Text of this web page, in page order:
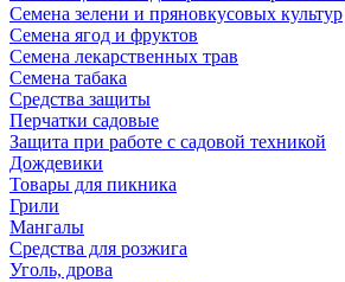
Семена зелени и пряновкусовых культур
Семена ягод и фруктов
Семена лекарственных трав
Семена табака
Средства защиты
Перчатки садовые
Защита при работе с садовой техникой
Дождевики
Товары для пикника
Грили
Мангалы
Средства для розжига
Уголь, дрова